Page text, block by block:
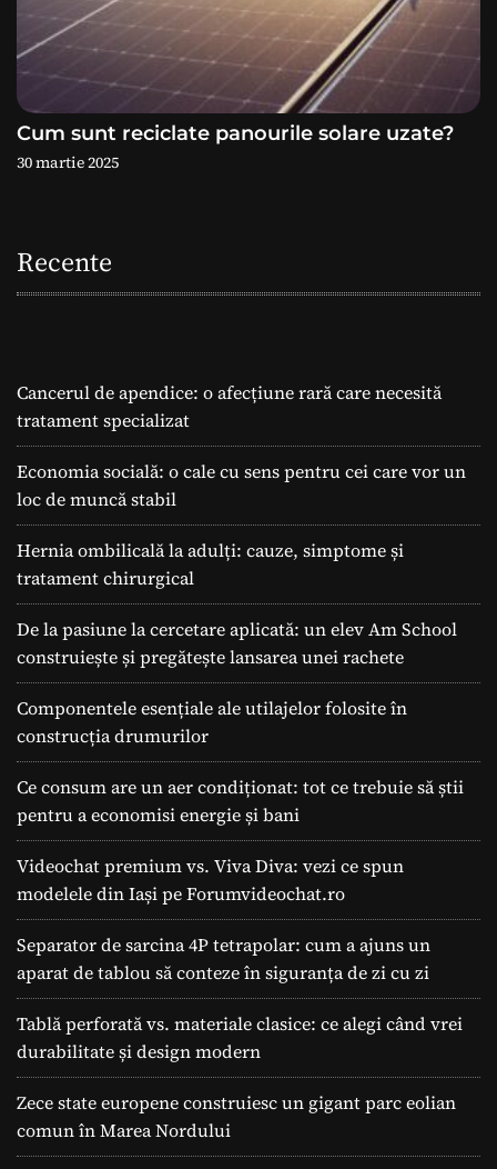
Cum sunt reciclate panourile solare uzate?
30 martie 2025
Recente
Cancerul de apendice: o afecțiune rară care necesită
tratament specializat
Economia socială: o cale cu sens pentru cei care vor un
loc de muncă stabil
Hernia ombilicală la adulți: cauze, simptome și
tratament chirurgical
De la pasiune la cercetare aplicată: un elev Am School
construiește și pregătește lansarea unei rachete
Componentele esențiale ale utilajelor folosite în
construcția drumurilor
Ce consum are un aer condiționat: tot ce trebuie să știi
pentru a economisi energie și bani
Videochat premium vs. Viva Diva: vezi ce spun
modelele din Iași pe Forumvideochat.ro
Separator de sarcina 4P tetrapolar: cum a ajuns un
aparat de tablou să conteze în siguranța de zi cu zi
Tablă perforată vs. materiale clasice: ce alegi când vrei
durabilitate și design modern
Zece state europene construiesc un gigant parc eolian
comun în Marea Nordului